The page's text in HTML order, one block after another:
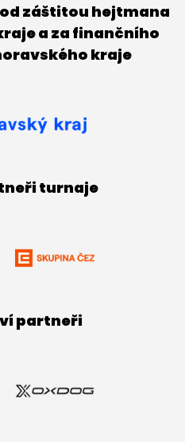
záštitou hejtmana
a za finančního
kraje
turnaje
partneři